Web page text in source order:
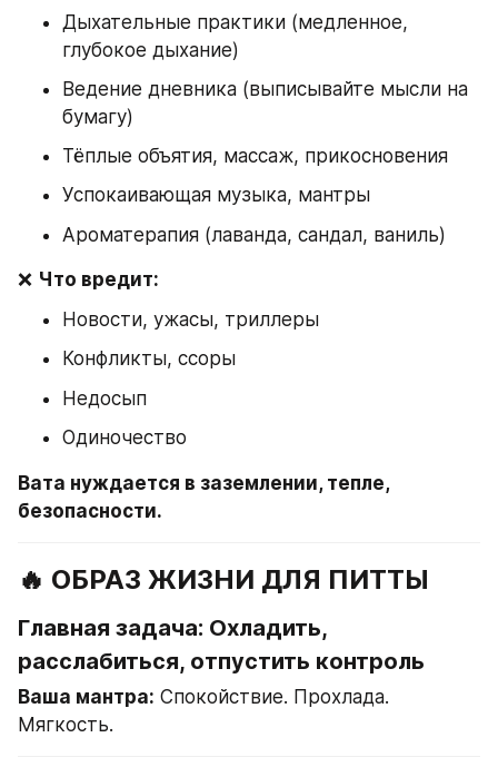
Дыхательные практики (медленное,
глубокое дыхание)
Ведение дневника (выписывайте мысли на
бумагу)
Тёплые объятия, массаж, прикосновения
Успокаивающая музыка, мантры
Ароматерапия (лаванда, сандал, ваниль)
❌ Что вредит:
Новости, ужасы, триллеры
Конфликты, ссоры
Недосып
Одиночество
Вата нуждается в заземлении, тепле,
безопасности.
🔥 ОБРАЗ ЖИЗНИ ДЛЯ ПИТТЫ
Главная задача: Охладить,
расслабиться, отпустить контроль
Ваша мантра: Спокойствие. Прохлада.
Мягкость.